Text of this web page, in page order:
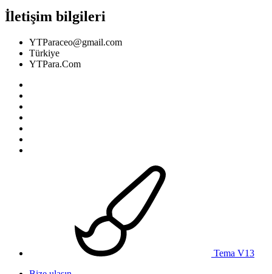
İletişim bilgileri
YTParaceo@gmail.com
Türkiye
YTPara.Com
Tema V13